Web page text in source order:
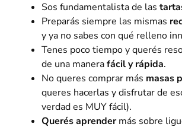
Sos fundamentalista de las
Preparás siempre las mismas
y ya no sabes con qué relleno
Tenes poco tiempo y querés
de una manerafácil y rápida.
No queres comprar más masas
queres hacerlas y disfrutar de
verdad es MUY fácil).
Querés aprendermás sobre